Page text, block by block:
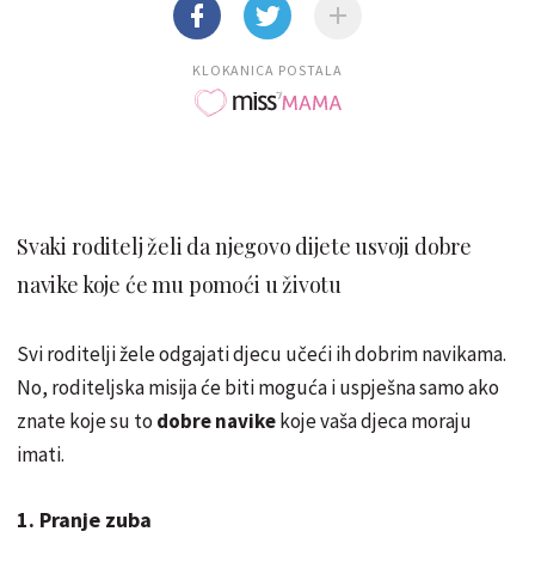
KLOKANICA POSTALA
Svaki roditelj želi da njegovo dijete usvoji dobre
navike koje će mu pomoći u životu
Svi roditelji žele odgajati djecu učeći ih dobrim navikama.
No, roditeljska misija će biti moguća i uspješna samo ako
znate koje su to dobre navikekoje vaša djeca moraju
imati.
1. Pranje zuba